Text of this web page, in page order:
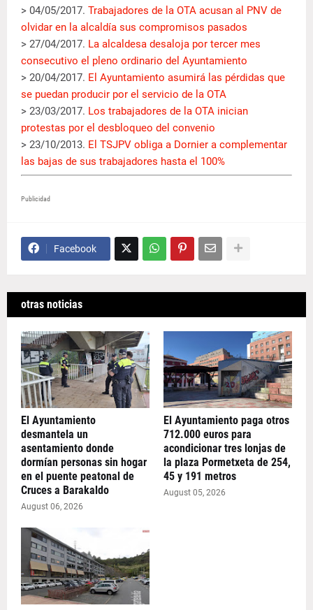
> 04/05/2017. Trabajadores de la OTA acusan al PNV de
olvidar en la alcaldía sus compromisos pasados
> 27/04/2017. La alcaldesa desaloja por tercer mes
consecutivo el pleno ordinario del Ayuntamiento
> 20/04/2017. El Ayuntamiento asumirá las pérdidas que
se puedan producir por el servicio de la OTA
> 23/03/2017. Los trabajadores de la OTA inician
protestas por el desbloqueo del convenio
> 23/10/2013. El TSJPV obliga a Dornier a complementar
las bajas de sus trabajadores hasta el 100%
Publicidad
Facebook
otras noticias
El Ayuntamiento
desmantela un
asentamiento donde
dormían personas sin hogar
en el puente peatonal de
Cruces a Barakaldo
August 06, 2026
El Ayuntamiento paga otros
712.000 euros para
acondicionar tres lonjas de
la plaza Pormetxeta de 254,
45 y 191 metros
August 05, 2026